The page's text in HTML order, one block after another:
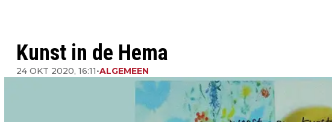
Kunst in de Hema
24 OKT 2020, 16:11•ALGEMEEN